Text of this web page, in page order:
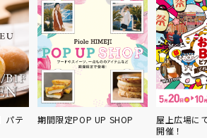
パテ
期間限定POP UP SHOP
屋上広場に
開催！